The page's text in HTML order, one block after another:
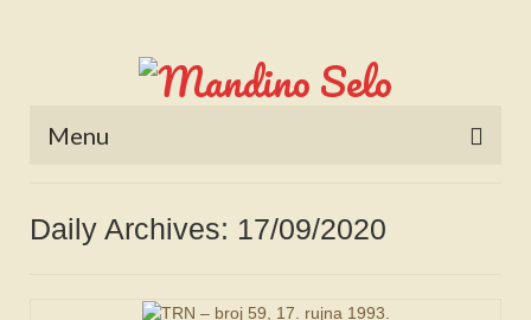
Menu
NOVOSTI
STALNE RUBRIKE
Daily Archives: 17/09/2020